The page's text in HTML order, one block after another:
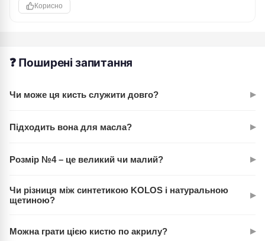
Корисно
❓ Поширені запитання
Чи може ця кисть служити довго? ▸
за натуральне. За умови правильного догляду кисть
Підходить вона для масла? ▸
Еластичне волосся добре тримає густу консистенцію і не
Розмір №4 – це великий чи малий? ▸
загального живопису, деталей середнього масштабу,
Чи різниця між синтетикою KOLOS і натуральною
щетиною?
▸
Натуральна щетина м'якша, але дорожча та вимогливіша
Можна грати цією кистю по акрилу? ▸